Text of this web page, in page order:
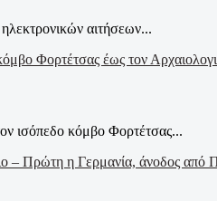
αιτήσεων...
ισόπεδο κόμβο Φορτέτσας...